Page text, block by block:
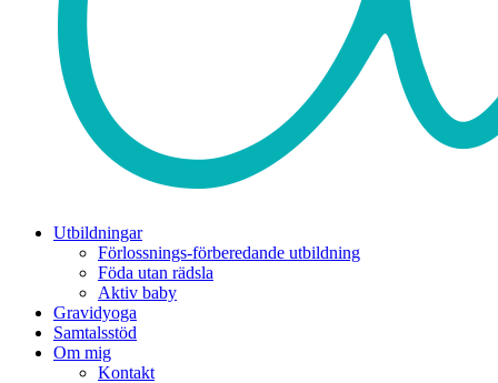
Utbildningar
Förlossnings-förberedande utbildning
Föda utan rädsla
Aktiv baby
Gravidyoga
Samtalsstöd
Om mig
Kontakt